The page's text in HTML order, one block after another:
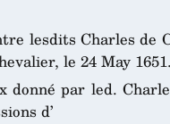
lesdits Charles de
le 24 May
donné par led.
d’